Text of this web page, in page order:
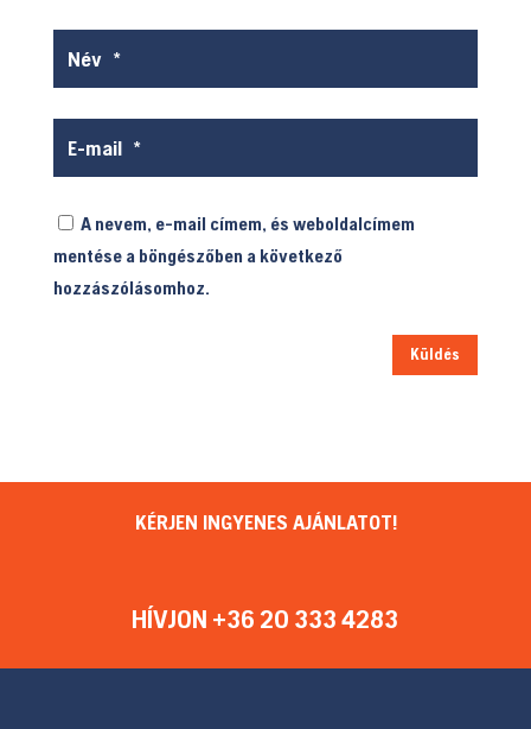
A nevem, e-mail címem, és weboldalcímem
mentése a böngészőben a következő
hozzászólásomhoz.
Küldés
KÉRJEN INGYENES AJÁNLATOT!
HÍVJON +36 20 333 4283